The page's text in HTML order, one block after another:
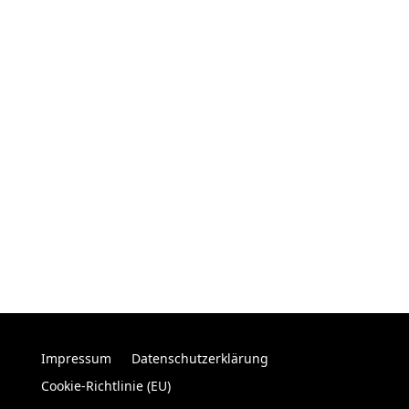
Impressum
Datenschutzerklärung
Cookie-Richtlinie (EU)